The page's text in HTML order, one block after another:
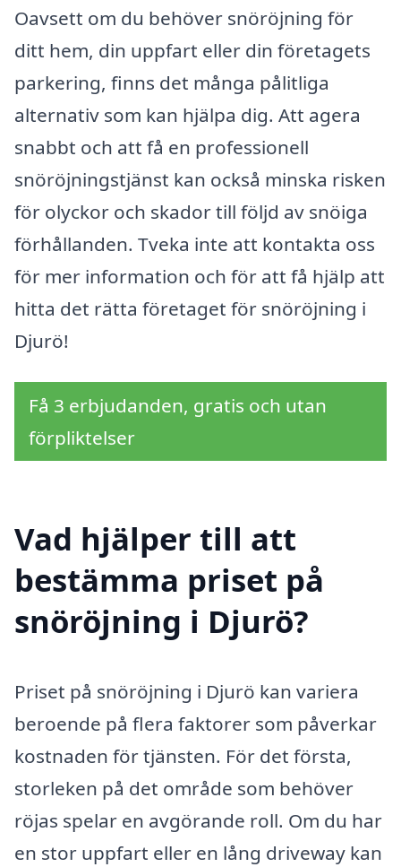
Oavsett om du behöver snöröjning för
ditt hem, din uppfart eller din företagets
parkering, finns det många pålitliga
alternativ som kan hjälpa dig. Att agera
snabbt och att få en professionell
snöröjningstjänst kan också minska risken
för olyckor och skador till följd av snöiga
förhållanden. Tveka inte att kontakta oss
för mer information och för att få hjälp att
hitta det rätta företaget för snöröjning i
Djurö!
Få 3 erbjudanden, gratis och utan
förpliktelser
Vad hjälper till att
bestämma priset på
snöröjning i Djurö?
Priset på snöröjning i Djurö kan variera
beroende på flera faktorer som påverkar
kostnaden för tjänsten. För det första,
storleken på det område som behöver
röjas spelar en avgörande roll. Om du har
en stor uppfart eller en lång driveway kan